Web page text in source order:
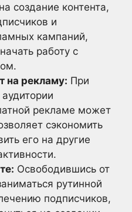
создание контента,
и
кампаний,
работу с
на рекламу: При
рекламе может
сэкономить
его на другие
Освободившись от
рутинной
подписчиков,